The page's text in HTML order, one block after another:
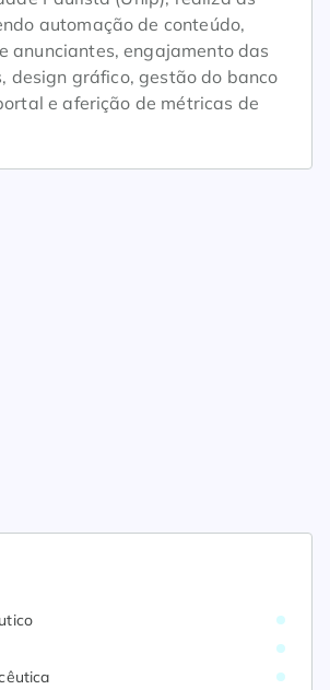
automação de conteúdo,
anunciantes, engajamento das
design gráfico, gestão do banco
e aferição de métricas de